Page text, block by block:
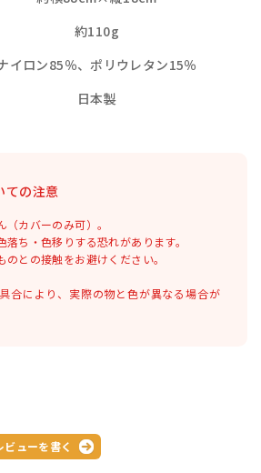
約110g
イロン85％、ポリウレタン15％
日本製
ての注意
カバーのみ可）。
ち・色移りする恐れがあります。
との接触をお避けください。
合により、実際の物と色が異なる場合が
ューを書く